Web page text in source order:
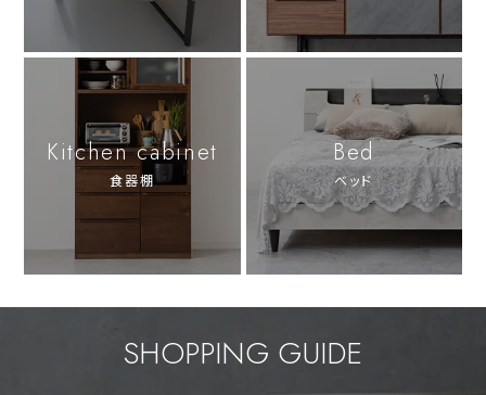
Kitchen cabinet
食器棚
Bed
ベッド
SHOPPING GUIDE